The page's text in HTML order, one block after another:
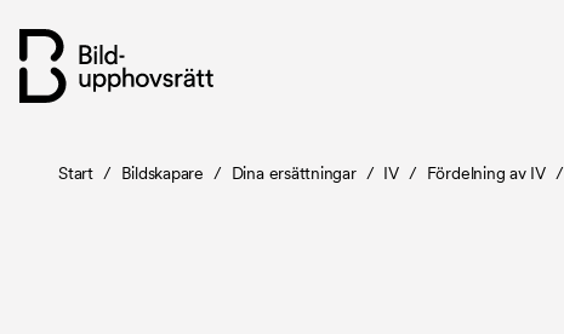
Länkstig
Start / Bildskapare / Dina ersättningar / IV / Fördelning av IV /